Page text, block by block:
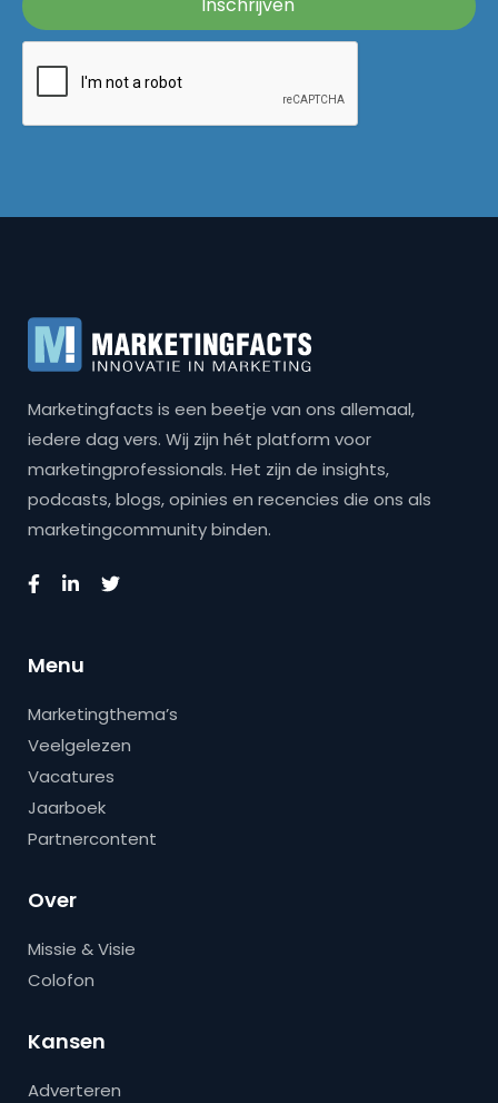
Marketingfacts is een beetje van ons allemaal,
iedere dag vers. Wij zijn hét platform voor
marketingprofessionals. Het zijn de insights,
podcasts, blogs, opinies en recencies die ons als
marketingcommunity binden.
Menu
Marketingthema’s
Veelgelezen
Vacatures
Jaarboek
Partnercontent
Over
Missie & Visie
Colofon
Kansen
Adverteren